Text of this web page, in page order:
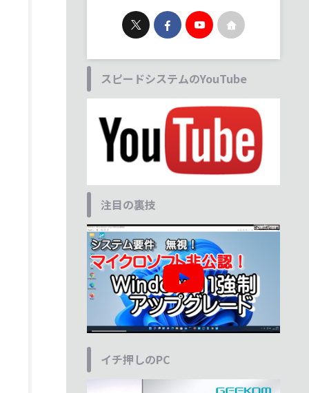
スピードシステムのYouTube
注目の裏技
イチ押しのPC